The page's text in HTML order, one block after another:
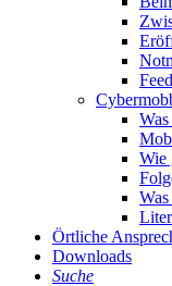
Wie
Örtliche
Downloads
Suche